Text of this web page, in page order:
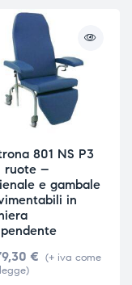
801 NS P3
ruote –
e gambale
in
€ (+ iva come